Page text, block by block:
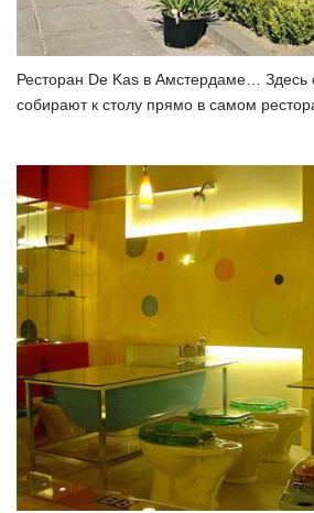
Ресторан De Kas в Амстердаме…
собирают к столу прямо в самом